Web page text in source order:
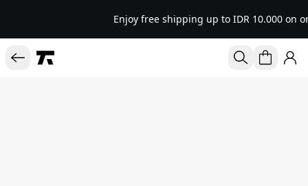
Enjoy free shipping up to IDR 10.000 on